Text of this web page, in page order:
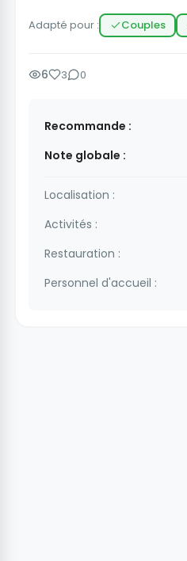
Adapté pour : Couples
6 3 0
Recommande :
Note globale :
Localisation :
Activités :
Restauration :
Personnel d'accueil :